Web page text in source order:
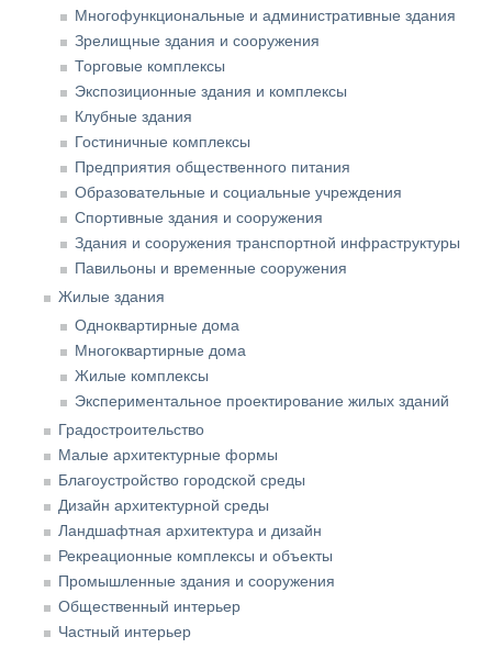
Многофункциональные и административные здания
Зрелищные здания и сооружения
Торговые комплексы
Экспозиционные здания и комплексы
Клубные здания
Гостиничные комплексы
Предприятия общественного питания
Образовательные и социальные учреждения
Спортивные здания и сооружения
Здания и сооружения транспортной инфраструктуры
Павильоны и временные сооружения
Жилые здания
Одноквартирные дома
Многоквартирные дома
Жилые комплексы
Экспериментальное проектирование жилых зданий
Градостроительство
Малые архитектурные формы
Благоустройство городской среды
Дизайн архитектурной среды
Ландшафтная архитектура и дизайн
Рекреационные комплексы и объекты
Промышленные здания и сооружения
Общественный интерьер
Частный интерьер